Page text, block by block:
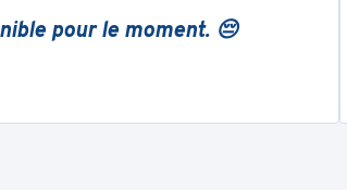
pour le moment. 😔